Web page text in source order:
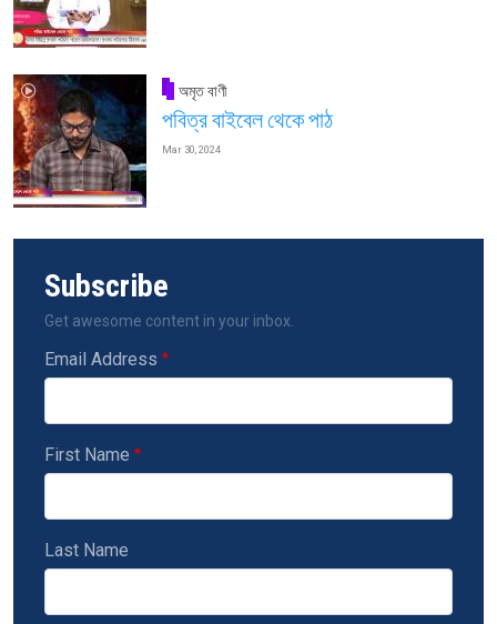
অমৃত বাণী
পবিত্র বাইবেল থেকে পাঠ
Mar 30, 2024
Subscribe
Get awesome content in your inbox.
Email Address
First Name
Last Name